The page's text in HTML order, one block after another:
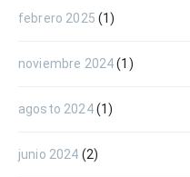
febrero 2025 (1)
noviembre 2024(1)
agosto 2024(1)
junio 2024 (2)